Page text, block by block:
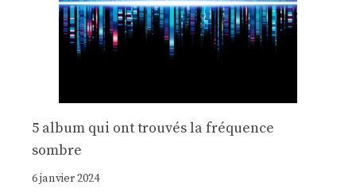
5 album qui ont trouvés la fréquence
sombre
6 janvier 2024